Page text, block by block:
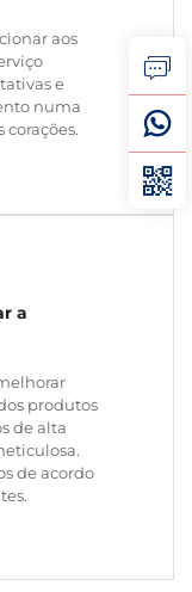
aos
e
numa
a
produtos
de alta
de acordo